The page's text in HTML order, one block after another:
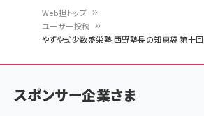
ン
く
ず
Web担トップ
ユーザー投稿
やずや式少数盛栄塾 西野塾長の知恵袋 第十回
スポンサー企業さま